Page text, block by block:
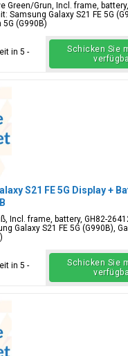
Green/Grun, Incl. frame,
Samsung Galaxy S21 FE 5G
5G (G990B)
in 5 -
Schicken Sie
S21 FE 5G Display +
Incl. frame, battery, GH82-
Galaxy S21 FE 5G (G990B),
in 5 -
Schicken Sie